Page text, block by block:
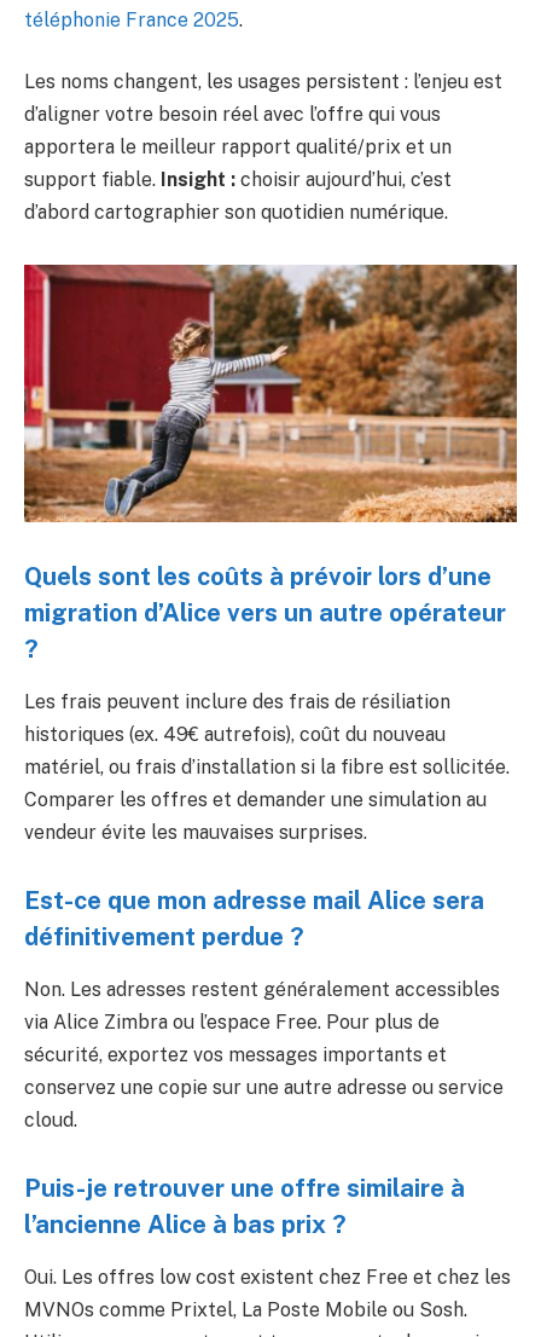
téléphonie France 2025.
Les noms changent, les usages persistent : l’enjeu est
d’aligner votre besoin réel avec l’offre qui vous
apportera le meilleur rapport qualité/prix et un
support fiable. Insight : choisir aujourd’hui, c’est
d’abord cartographier son quotidien numérique.
Quels sont les coûts à prévoir lors d’une
migration d’Alice vers un autre opérateur
?
Les frais peuvent inclure des frais de résiliation
historiques (ex. 49€ autrefois), coût du nouveau
matériel, ou frais d’installation si la fibre est sollicitée.
Comparer les offres et demander une simulation au
vendeur évite les mauvaises surprises.
Est-ce que mon adresse mail Alice sera
définitivement perdue ?
Non. Les adresses restent généralement accessibles
via Alice Zimbra ou l’espace Free. Pour plus de
sécurité, exportez vos messages importants et
conservez une copie sur une autre adresse ou service
cloud.
Puis-je retrouver une offre similaire à
l’ancienne Alice à bas prix ?
Oui. Les offres low cost existent chez Free et chez les
MVNOs comme Prixtel, La Poste Mobile ou Sosh.